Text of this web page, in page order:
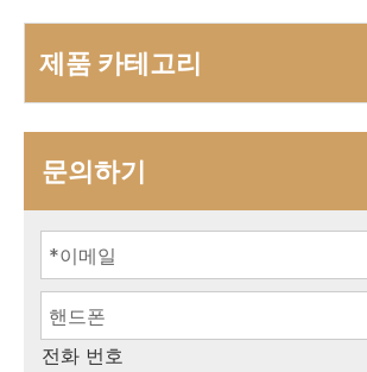
제품 카테고리
문의하기
전화 번호